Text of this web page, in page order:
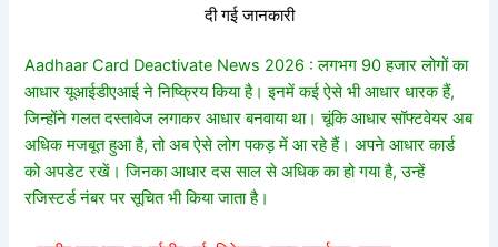
दी गई जानकारी
Aadhaar Card Deactivate News 2026 : लगभग 90 हजार लोगों का
आधार यूआईडीएआई ने निष्क्रिय किया है। इनमें कई ऐसे भी आधार धारक हैं,
जिन्होंने गलत दस्तावेज लगाकर आधार बनवाया था। चूंकि आधार सॉफ्टवेयर अब
अधिक मजबूत हुआ है, तो अब ऐसे लोग पकड़ में आ रहे हैं। अपने आधार कार्ड
को अपडेट रखें। जिनका आधार दस साल से अधिक का हो गया है, उन्हें
रजिस्टर्ड नंबर पर सूचित भी किया जाता है।